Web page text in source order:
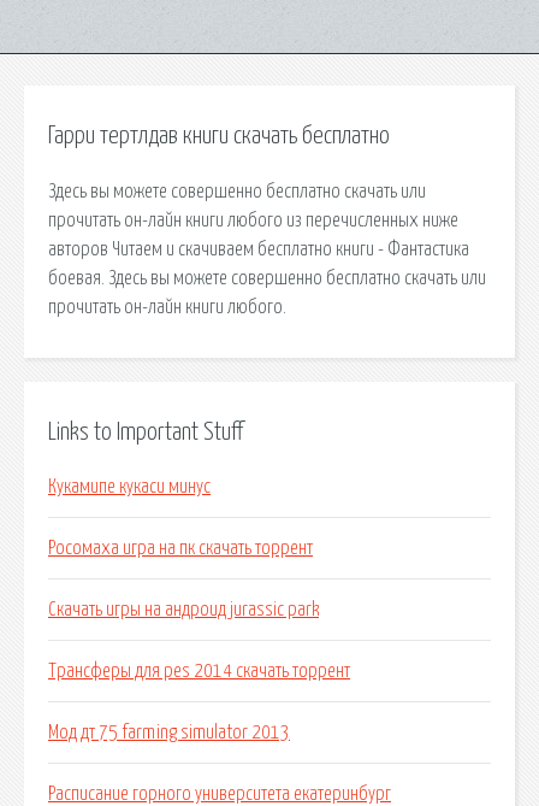
Гарри тертлдав книги скачать бесплатно
Здесь вы можете совершенно бесплатно скачать или
прочитать он-лайн книги любого из перечисленных ниже
авторов Читаем и скачиваем бесплатно книги - Фантастика
боевая. Здесь вы можете совершенно бесплатно скачать или
прочитать он-лайн книги любого.
Links to Important Stuff
Кукамипе кукаси минус
Росомаха игра на пк скачать торрент
Скачать игры на андроид jurassic park
Трансферы для pes 2014 скачать торрент
Мод дт 75 farming simulator 2013
Расписание горного университета екатеринбург